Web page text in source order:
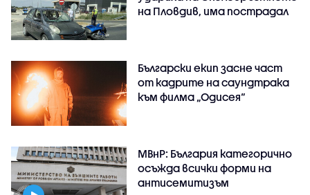
на Пловдив, има пострадал
Български екип засне част
от кадрите на саундтрака
към филма „Одисея“
МВнР: България категорично
осъжда всички форми на
антисемитизъм